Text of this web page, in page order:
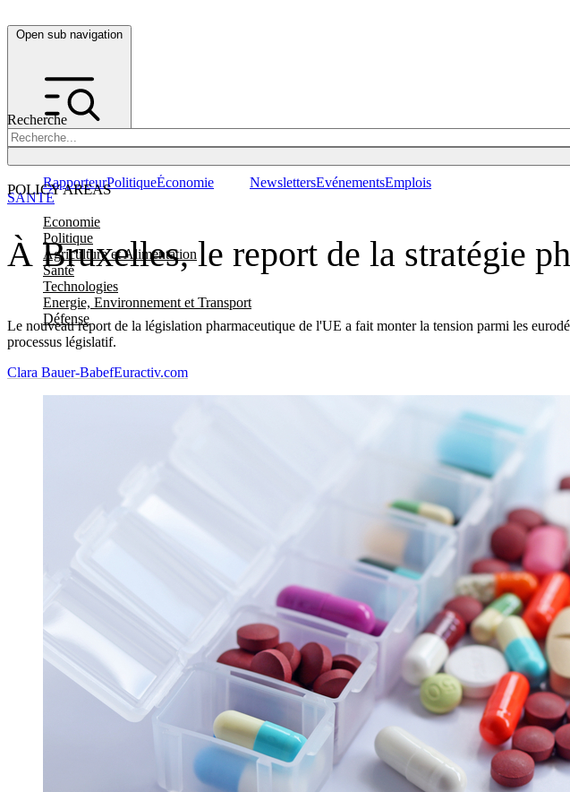
Open sub navigation
Recherche
POLICY AREAS
Economie
Politique
Agriculture et Alimentation
Santé
Technologies
Energie, Environnement et Transport
Défense
RapporteurPolitiqueÉconomie NewslettersEvénementsEmplois
À Bruxelles, le report de la stratégie
Le nouveau report de la législation pharmaceutique de l'UE a fait monter la tension parmi les
processus législatif.
SANTÉ
Clara Bauer-BabefEuractiv.com